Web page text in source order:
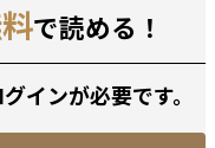
で読める！
インが必要です。